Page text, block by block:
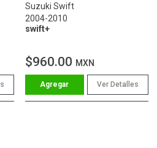
Suzuki Swift
2004-2010
swift+
$960.00 MXN
Ver Detalles